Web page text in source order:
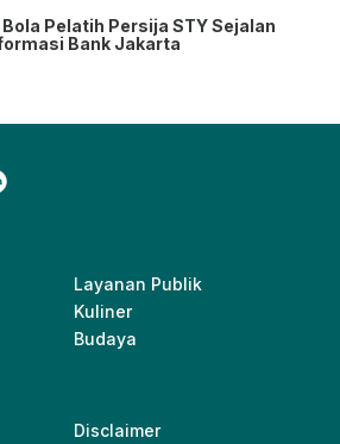
Pelatih Persija STY Sejalan
Bank Jakarta
Layanan Publik
Kuliner
Budaya
Disclaimer